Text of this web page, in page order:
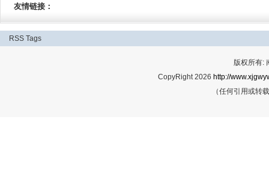
友情链接：
RSS Tags
版权所有:
CopyRight 2026 http://
（任何引用或转